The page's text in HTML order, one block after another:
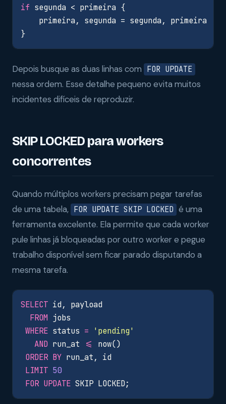
if segunda < primeira {
primeira, segunda = segunda,
primeira
}
Depois busque as duas linhas com FOR UPDATE
nessa ordem. Esse detalhe pequeno evita muitos
incidentes difíceis de reproduzir.
SKIP LOCKED para workers
concorrentes
Quando múltiplos workers precisam pegar tarefas
de uma tabela, FOR UPDATE SKIP LOCKED é uma
ferramenta excelente. Ela permite que cada worker
pule linhas já bloqueadas por outro worker e pegue
trabalho disponível sem ficar parado disputando a
mesma tarefa.
SELECT id,
payload
FROM jobs
WHERE status =
'pending'
AND run_at <= now()
ORDER BY run_at,
id
LIMIT 50
FOR UPDATE SKIP LOCKED;